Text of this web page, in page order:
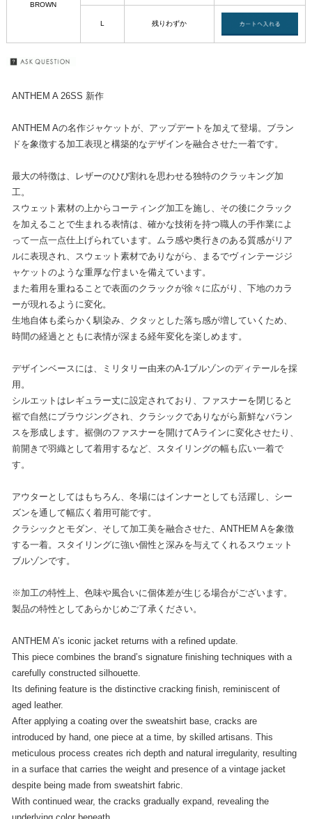
BROWN
L 残りわずか
ANTHEM A 26SS 新作
ANTHEM Aの名作ジャケットが、アップデートを加えて登場。ブラン
ドを象徴する加工表現と構築的なデザインを融合させた一着です。
最大の特徴は、レザーのひび割れを思わせる独特のクラッキング加
工。
スウェット素材の上からコーティング加工を施し、その後にクラック
を加えることで生まれる表情は、確かな技術を持つ職人の手作業によ
って一点一点仕上げられています。ムラ感や奥行きのある質感がリア
ルに表現され、スウェット素材でありながら、まるでヴィンテージジ
ャケットのような重厚な佇まいを備えています。
また着用を重ねることで表面のクラックが徐々に広がり、下地のカラ
ーが現れるように変化。
生地自体も柔らかく馴染み、クタッとした落ち感が増していくため、
時間の経過とともに表情が深まる経年変化を楽しめます。
デザインベースには、ミリタリー由来のA-1ブルゾンのディテールを採
用。
シルエットはレギュラー丈に設定されており、ファスナーを閉じると
裾で自然にブラウジングされ、クラシックでありながら新鮮なバラン
スを形成します。裾側のファスナーを開けてAラインに変化させたり、
前開きで羽織として着用するなど、スタイリングの幅も広い一着で
す。
アウターとしてはもちろん、冬場にはインナーとしても活躍し、シー
ズンを通して幅広く着用可能です。
クラシックとモダン、そして加工美を融合させた、ANTHEM Aを象徴
する一着。スタイリングに強い個性と深みを与えてくれるスウェット
ブルゾンです。
※加工の特性上、色味や風合いに個体差が生じる場合がございます。
製品の特性としてあらかじめご了承ください。
ANTHEM A’s iconic jacket returns with a refined update.
This piece combines the brand’s signature finishing techniques with a
carefully constructed silhouette.
Its defining feature is the distinctive cracking finish, reminiscent of
aged leather.
After applying a coating over the sweatshirt base, cracks are
introduced by hand, one piece at a time, by skilled artisans. This
meticulous process creates rich depth and natural irregularity, resulting
in a surface that carries the weight and presence of a vintage jacket
despite being made from sweatshirt fabric.
With continued wear, the cracks gradually expand, revealing the